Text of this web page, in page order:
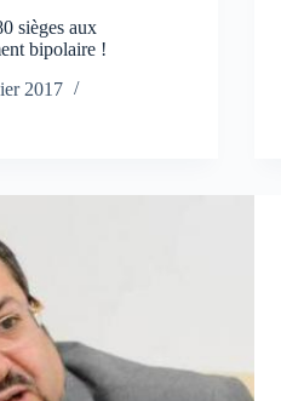
sièges aux
bipolaire !
2017